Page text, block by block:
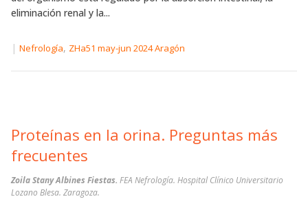
eliminación renal y la...
| Nefrología, ZHa51 may-jun 2024 Aragón
Proteínas en la orina. Preguntas más
frecuentes
Zoila Stany Albines Fiestas. FEA Nefrología. Hospital Clínico Universitario
Lozano Blesa. Zaragoza.